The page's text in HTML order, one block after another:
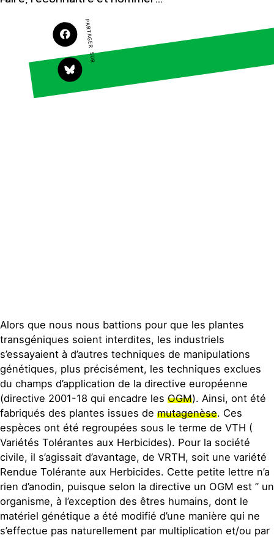
Agir
Faire un don
S'engager sur le
terrain
Agir au quotidien
Nos thématiques
Climat – Énergie
Agriculture
PARTAGER SUR
Alors que nous nous battions pour que les plantes
transgéniques soient interdites, les industriels
s’essayaient à d’autres techniques de manipulations
génétiques, plus précisément, les techniques exclues
du champs d’application de la directive européenne
(directive 2001-18 qui encadre les OGM). Ainsi, ont été
fabriqués des plantes issues de mutagenèse. Ces
espèces ont été regroupées sous le terme de VTH (
Variétés Tolérantes aux Herbicides). Pour la société
civile, il s’agissait d’avantage, de VRTH, soit une variété
Rendue Tolérante aux Herbicides. Cette petite lettre n’a
rien d’anodin, puisque selon la directive un OGM est ” un
organisme, à l’exception des êtres humains, dont le
matériel génétique a été modifié d’une manière qui ne
s’effectue pas naturellement par multiplication et/ou par